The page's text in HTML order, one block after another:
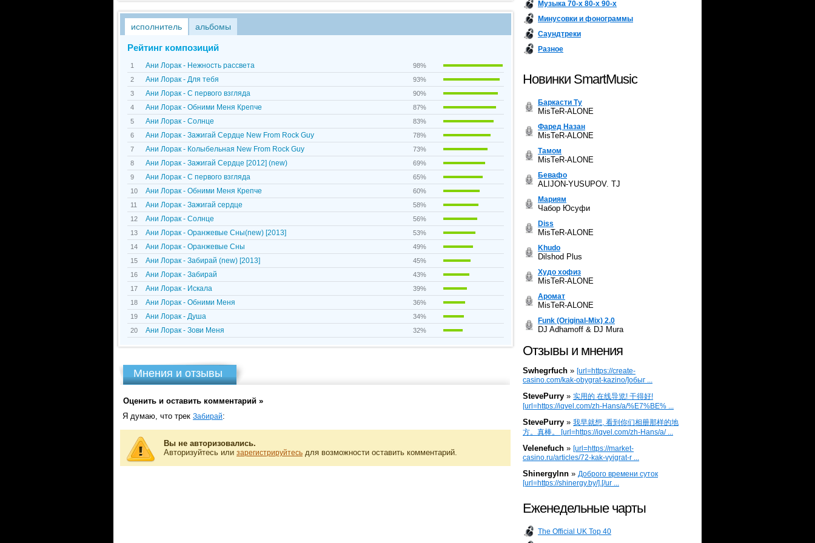
исполнитель альбомы
Рейтинг композиций
1 Ани Лорак - Нежность рассвета
98%
2
Ани Лорак - Для тебя
93%
3
Ани Лорак - С первого взгляда
90%
4
Ани Лорак - Обними Меня Крепче
87%
5
Ани Лорак - Солнце
83%
6
Ани Лорак - Зажигай Сердце New From Rock Guy
78%
7
Ани Лорак - Колыбельная New From Rock Guy
73%
8
Ани Лорак - Зажигай Сердце [2012] (new)
69%
9
Ани Лорак - С первого взгляда
65%
10
Ани Лорак - Обними Меня Крепче
60%
11
Ани Лорак - Зажигай сердце
58%
12
Ани Лорак - Солнце
56%
13
Ани Лорак - Оранжевые Сны(new) [2013]
53%
14
Ани Лорак - Оранжевые Сны
49%
15
Ани Лорак - Забирай (new) [2013]
45%
16
Ани Лорак - Забирай
43%
17
Ани Лорак - Искала
39%
18
Ани Лорак - Обними Меня
36%
19
Ани Лорак - Душа
34%
20
Ани Лорак - Зови Меня 32%
Мнения и отзывы
Оценить и оставить комментарий »
Я думаю, что трек Забирай:
Вы не авторизовались.
Авторизуйтесь или зарегистрируйтесь для возможности оставить комментарий.
Музыка 70-х 80-х 90-х
Минусовки и фонограммы
Саундтреки
Разное
Новинки SmartMusic
Баркасти Ту
MisTeR-ALONE
Фаред Назан
MisTeR-ALONE
Тамом
MisTeR-ALONE
Бевафо
ALIJON-YUSUPOV. TJ
Мариям
Чабор Юсуфи
Diss
MisTeR-ALONE
Khudo
Dilshod Plus
Худо хофиз
MisTeR-ALONE
Аромат
MisTeR-ALONE
Funk (Original-Mix) 2.0
DJ Adhamoff & DJ Mura
Отзывы и мнения
Swhegrfuch » [url=https://create-
casino.com/kak-obygrat-kazino/]обыг ...
StevePurry » 实用的 在线导览! 干得好!
[url=https://iqvel.com/zh-Hans/a/%E7%BE% ...
StevePurry » 我早就想, 看到你们相册那样的地
方。真棒。 [url=https://iqvel.com/zh-Hans/a/ ...
Velenefuch » [url=https://market-
casino.ru/articles/72-kak-vyigrat-r ...
Shinergylnn » Доброго времени суток
[url=https://shinergy.by/].[/ur ...
Еженедельные чарты
The Official UK Top 40